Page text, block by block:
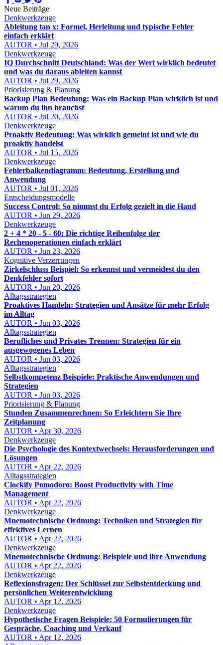
Neue Beiträge
Denkwerkzeuge
Ableitung tan x: Formel, Herleitung und typische Fehler
einfach erklärt
AUTOR • Jul 29, 2026
Denkwerkzeuge
IQ Durchschnitt Deutschland: Was der Wert wirklich bedeutet
und was du daraus ableiten kannst
AUTOR • Jul 29, 2026
Priorisierung & Planung
Backup Plan Bedeutung: Was ein Backup Plan wirklich ist und
warum du ihn brauchst
AUTOR • Jul 20, 2026
Denkwerkzeuge
Proaktiv Bedeutung: Was wirklich gemeint ist und wie du
proaktiv handelst
AUTOR • Jul 15, 2026
Denkwerkzeuge
Fehlerbalkendiagramm: Bedeutung, Erstellung und
Anwendung
AUTOR • Jul 01, 2026
Entscheidungsmodelle
Success Control: So nimmst du Erfolg gezielt in die Hand
AUTOR • Jun 29, 2026
Denkwerkzeuge
2 + 4 * 20 - 5 - 60: Die richtige Reihenfolge der
Rechenoperationen einfach erklärt
AUTOR • Jun 23, 2026
Kognitive Verzerrungen
Zirkelschluss Beispiel: So erkennst und vermeidest du den
Denkfehler sofort
AUTOR • Jun 20, 2026
Alltagsstrategien
Proaktives Handeln: Strategien und Ansätze für mehr Erfolg
im Alltag
AUTOR • Jun 03, 2026
Alltagsstrategien
Berufliches und Privates Trennen: Strategien für ein
ausgewogenes Leben
AUTOR • Jun 03, 2026
Alltagsstrategien
Selbstkompetenz Beispiele: Praktische Anwendungen und
Strategien
AUTOR • Jun 03, 2026
Priorisierung & Planung
Stunden Zusammenrechnen: So Erleichtern Sie Ihre
Zeitplanung
AUTOR • Apr 30, 2026
Denkwerkzeuge
Die Psychologie des Kontextwechsels: Herausforderungen und
Lösungen
AUTOR • Apr 22, 2026
Alltagsstrategien
Clockify Pomodoro: Boost Productivity with Time
Management
AUTOR • Apr 22, 2026
Denkwerkzeuge
Mnemotechnische Ordnung: Techniken und Strategien für
effektives Lernen
AUTOR • Apr 22, 2026
Denkwerkzeuge
Mnemotechnische Ordnung: Beispiele und ihre Anwendung
AUTOR • Apr 22, 2026
Denkwerkzeuge
Reflexionsfragen: Der Schlüssel zur Selbstentdeckung und
persönlichen Weiterentwicklung
AUTOR • Apr 12, 2026
Denkwerkzeuge
Hypothetische Fragen Beispiele: 50 Formulierungen für
Gespräche, Coaching und Verkauf
AUTOR • Apr 12, 2026